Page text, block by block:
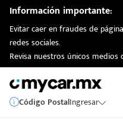
Información importante:
Evitar caer en fraudes de
redes sociales.
Revisa nuestros únicos
Código PostalIngresar